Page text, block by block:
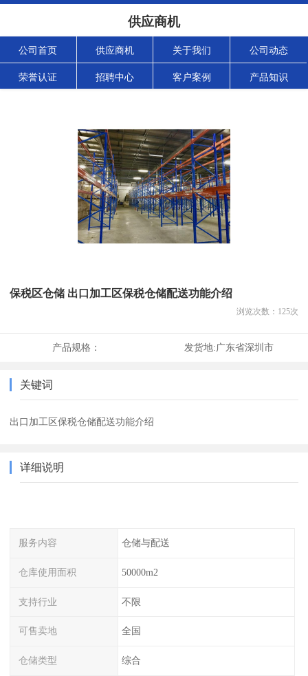
供应商机
公司首页 供应商机 关于我们 公司动态
荣誉认证 招聘中心 客户案例 产品知识
保税区仓储 出口加工区保税仓储配送功能介绍
浏览次数： 125次
产品规格： 发货地:广东省深圳市
关键词
出口加工区保税仓储配送功能介绍
详细说明
服务内容 仓储与配送
仓库使用面积 50000m2
支持行业 不限
可售卖地 全国
仓储类型 综合